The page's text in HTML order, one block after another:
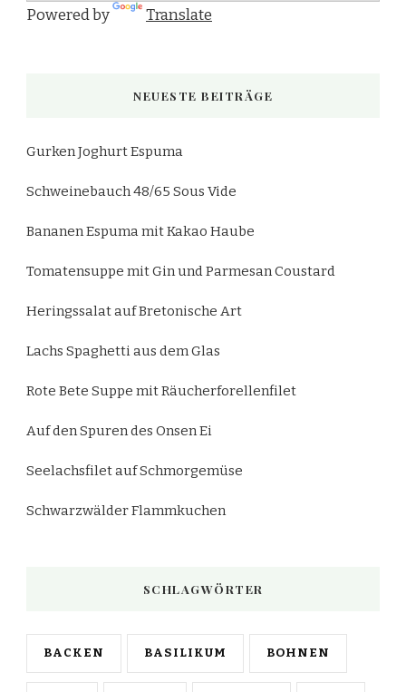
Powered by Translate
NEUESTE BEITRÄGE
Gurken Joghurt Espuma
Schweinebauch 48/65 Sous Vide
Bananen Espuma mit Kakao Haube
Tomatensuppe mit Gin und Parmesan Coustard
Heringssalat auf Bretonische Art
Lachs Spaghetti aus dem Glas
Rote Bete Suppe mit Räucherforellenfilet
Auf den Spuren des Onsen Ei
Seelachsfilet auf Schmorgemüse
Schwarzwälder Flammkuchen
SCHLAGWÖRTER
BACKEN BASILIKUM BOHNEN